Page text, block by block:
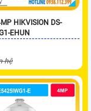
HIKVISION DS-
EHUN
hệ